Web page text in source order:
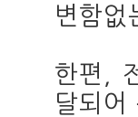
변함없
한편,
달되